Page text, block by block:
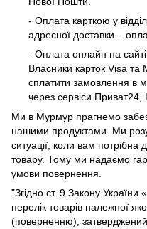
- Оплата карткою у
адресної доставки –
- Оплата онлайн на
Власники карток Visa та
сплатити замовлення в
через сервіси
Ми в Мурмур прагнемо
нашими продуктами. Ми
ситуації, коли вам
товару. Тому ми надаємо
умови повернення.
"Згідно ст. 9 Закону України
перелік товарів належної
(поверненню), затверджений